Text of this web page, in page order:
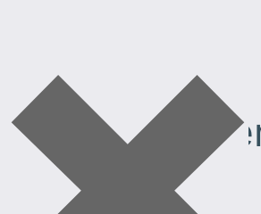
indhold